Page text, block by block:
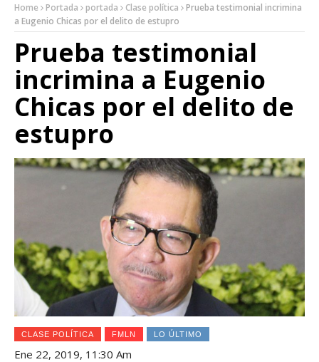
Home Portada portada Clase política
Prueba testimonial incrimina
a Eugenio Chicas por el delito de estupro
Prueba testimonial
incrimina a Eugenio
Chicas por el delito de
estupro
CLASE POLÍTICA FMLN LO ÚLTIMO
Ene 22, 2019, 11:30 Am